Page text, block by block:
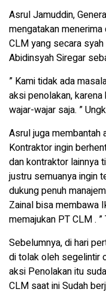
Asrul Jamuddin,
mengatakan
CLM yang secara
Abidinsyah Siregar
” Kami tidak ada
aksi penolakan,
wajar-wajar saja. ”
Asrul juga membantah
Kontraktor ingin
dan kontraktor lainnya
justru semuanya ingin
dukung penuh
Zainal bisa membawa
memajukan PT CLM .
Sebelumnya, di hari
di tolak oleh segelintir
aksi Penolakan itu
CLM saat ini Sudah